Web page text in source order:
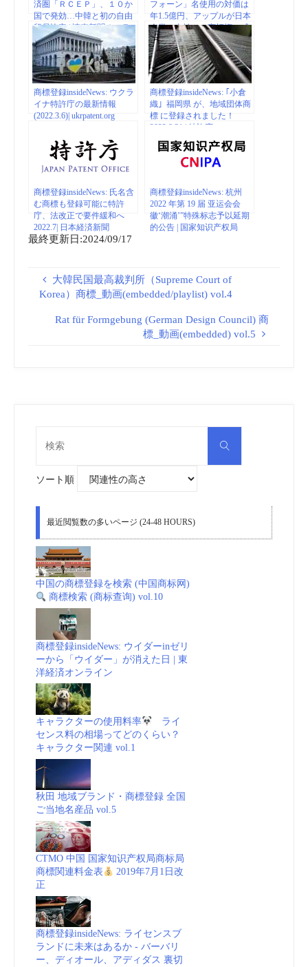
済圏「ＲＣＥＰ」、１０か
国で発効…中韓と初の自由
貿易協定 | 読売新聞オンラ
イン
フォーン」名使用の対価は
年1.5億円、アップルが日本
企業へ支払い…商標権の威
力 | 読売新聞オンライン
商標登録insideNews: ウクラ
イナ特許庁の最新情報
(2022.3.6)| ukrpatent.org
商標登録insideNews: ｢小倉
織｣ 福岡県 が、地域団体商
標 に登録されました！
2022.8.31 | 特許庁
商標登録insideNews: 氏名含
む商標も登録可能に特許
庁、法改正で要件緩和へ
2022.7| 日本経済新聞
商標登録insideNews: 杭州
2022 年第 19 届 亚运会会
徽‘潮涌’”特殊标志予以延期
的公告 | 国家知识产权局
最終更新日:2024/09/17
大韓民国最高裁判所（Supreme Court of
Korea）商標_動画(embedded/playlist) vol.4
Rat für Formgebung (German Design Council) 商
標_動画(embedded) vol.5
検
ソート順
最近閲覧数の多いページ (24-48 HOURS)
中国の商標登録を検索 (中国商标网)
商標検索 (商标查询) vol.10
商標登録insideNews: ウイダーinゼリ
ーから「ウイダー」が消えた日 | 東
洋経済オンライン
キャラクターの使用料率
ライ
センス料の相場ってどのくらい？
キャラクター関連 vol.1
秋田 地域ブランド・商標登録 全国
ご当地名産品 vol.5
CTMO 中国 国家知识产权局商标局
商標関連料金表
2019年7月1日改
正
商標登録insideNews: ライセンスブ
ランドに未来はあるか - バーバリ
ー、ディオール、アディダス 裏切